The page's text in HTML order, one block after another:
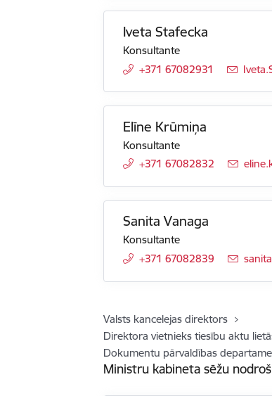
Iveta Stafecka
Konsultante
+371 67082931
E-
Elīne Krūmiņa
Konsultante
+371 67082832
E-
Sanita Vanaga
Konsultante
+371 67082839
E-
Valsts kancelejas direktors
Direktora vietnieks tiesību aktu
Dokumentu pārvaldības
Ministru kabineta sēžu